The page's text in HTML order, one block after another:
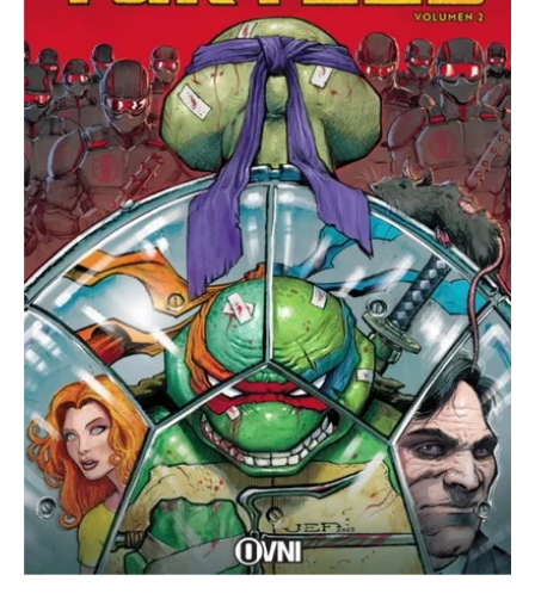
Nueva
York
Vs
Las
Tortugas
Ninjas
cantidad